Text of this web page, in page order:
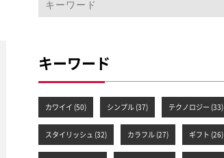
キーワード
カワイイ (50) シンプル (37) テクノロジー (33)
スタイリッシュ (32) カラフル (27) ギフト (26)